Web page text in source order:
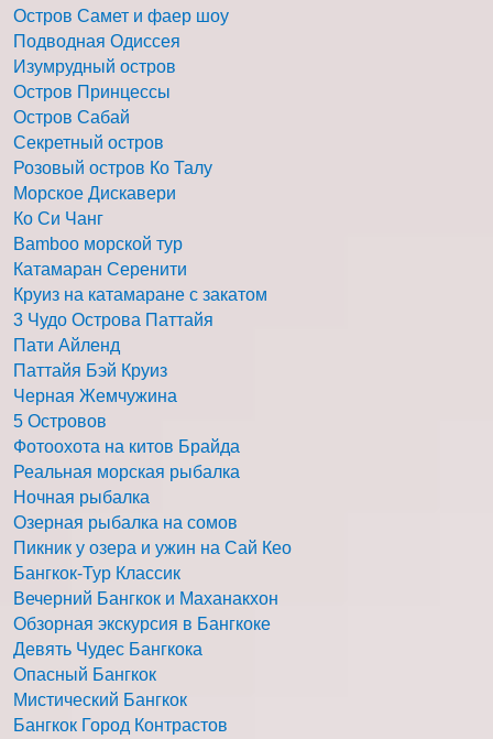
Остров Самет и фаер шоу
Подводная Одиссея
Изумрудный остров
Остров Принцессы
Остров Сабай
Секретный остров
Розовый остров Ко Талу
Морское Дискавери
Ко Си Чанг
Bamboo морской тур
Катамаран Серенити
Круиз на катамаране с закатом
3 Чудо Острова Паттайя
Пати Айленд
Паттайя Бэй Круиз
Черная Жемчужина
5 Островов
Фотоохота на китов Брайда
Реальная морская рыбалка
Ночная рыбалка
Озерная рыбалка на сомов
Пикник у озера и ужин на Сай Кео
Бангкок-Тур Классик
Вечерний Бангкок и Маханакхон
Обзорная экскурсия в Бангкоке
Девять Чудес Бангкока
Опасный Бангкок
Мистический Бангкок
Бангкок Город Контрастов